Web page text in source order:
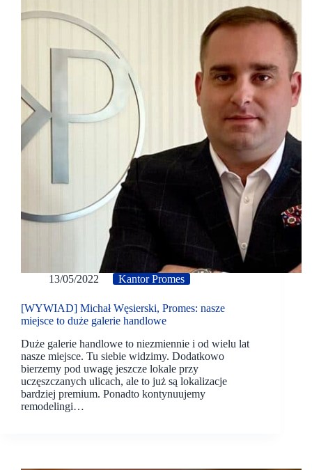
13/05/2022 Kantor Promes
[WYWIAD] Michał Węsierski, Promes: nasze
miejsce to duże galerie handlowe
Duże galerie handlowe to niezmiennie i od wielu lat
nasze miejsce. Tu siebie widzimy. Dodatkowo
bierzemy pod uwagę jeszcze lokale przy
uczęszczanych ulicach, ale to już są lokalizacje
bardziej premium. Ponadto kontynuujemy
remodelingi…